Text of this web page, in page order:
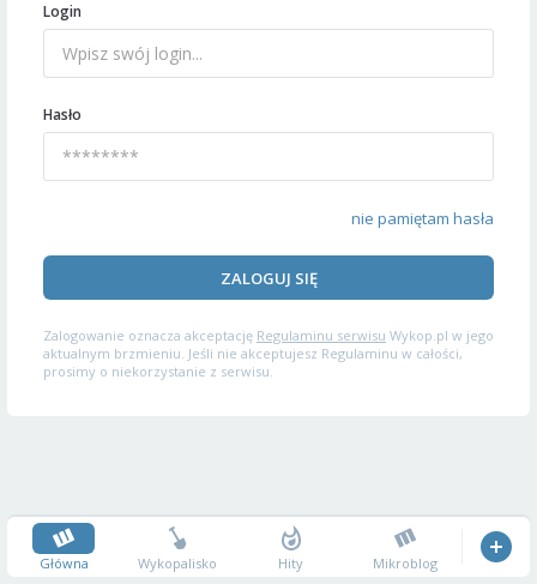
Login
Hasło
nie pamiętam hasła
ZALOGUJ SIĘ
Zalogowanie oznacza akceptację Regulaminu serwisu Wykop.pl w jego
aktualnym brzmieniu. Jeśli nie akceptujesz Regulaminu w całości,
prosimy o niekorzystanie z serwisu.
Główna Wykopalisko Hity Mikroblog